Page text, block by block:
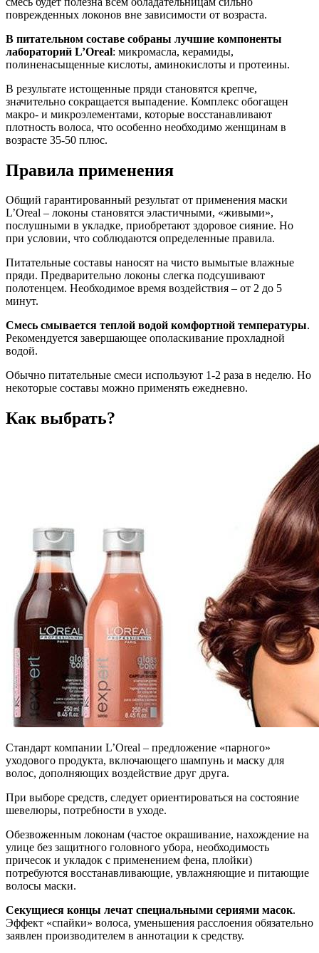
поврежденных локонов вне зависимости от возраста.
В питательном составе собраны лучшие компоненты
лабораторий L’Oreal: микромасла, керамиды,
полиненасыщенные кислоты, аминокислоты и протеины.
В результате истощенные пряди становятся крепче,
значительно сокращается выпадение. Комплекс обогащен
макро- и микроэлементами, которые восстанавливают
плотность волоса, что особенно необходимо женщинам в
возрасте 35-50 плюс.
Правила применения
Общий гарантированный результат от применения маски
L’Oreal – локоны становятся эластичными, «живыми»,
послушными в укладке, приобретают здоровое сияние. Но
при условии, что соблюдаются определенные правила.
Питательные составы наносят на чисто вымытые влажные
пряди. Предварительно локоны слегка подсушивают
полотенцем. Необходимое время воздействия – от 2 до 5
минут.
Смесь смывается теплой водой комфортной температуры.
Рекомендуется завершающее ополаскивание прохладной
водой.
Обычно питательные смеси используют 1-2 раза в неделю. Но
некоторые составы можно применять ежедневно.
Как выбрать?
Стандарт компании L’Oreal – предложение «парного»
уходового продукта, включающего шампунь и маску для
волос, дополняющих воздействие друг друга.
При выборе средств, следует ориентироваться на состояние
шевелюры, потребности в уходе.
Обезвоженным локонам (частое окрашивание, нахождение на
улице без защитного головного убора, необходимость
причесок и укладок с применением фена, плойки)
потребуются восстанавливающие, увлажняющие и питающие
волосы маски.
Секущиеся концы лечат специальными сериями масок.
Эффект «спайки» волоса, уменьшения расслоения обязательно
заявлен производителем в аннотации к средству.